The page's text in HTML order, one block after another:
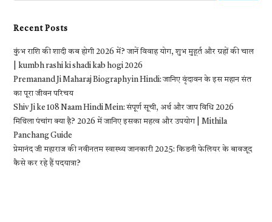
Recent Posts
कुंभ राशि की शादी कब होगी 2026 में? जानें विवाह योग, शुभ मुहूर्त और ग्रहों की चाल
| kumbh rashi ki shadi kab hogi 2026
Premanand Ji Maharaj Biography in Hindi: जानिए वृंदावन के इस महान संत
का पूरा जीवन परिचय
Shiv Ji ke 108 Naam Hindi Mein: संपूर्ण सूची, अर्थ और जाप विधि 2026
मिथिला पंचांग क्या है? 2026 में जानिए इसका महत्व और उपयोग | Mithila
Panchang Guide
प्रेमानंद जी महाराज की नवीनतम स्वास्थ्य जानकारी 2025: किडनी फेलियर के बावजूद
कैसे कर रहे हैं पदयात्रा?